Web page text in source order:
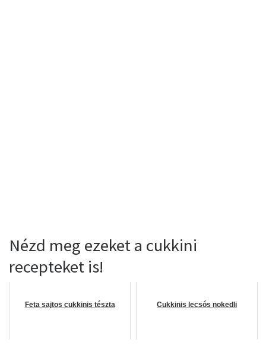
Nézd meg ezeket a cukkini
recepteket is!
Feta sajtos cukkinis tészta Cukkinis lecsós nokedli